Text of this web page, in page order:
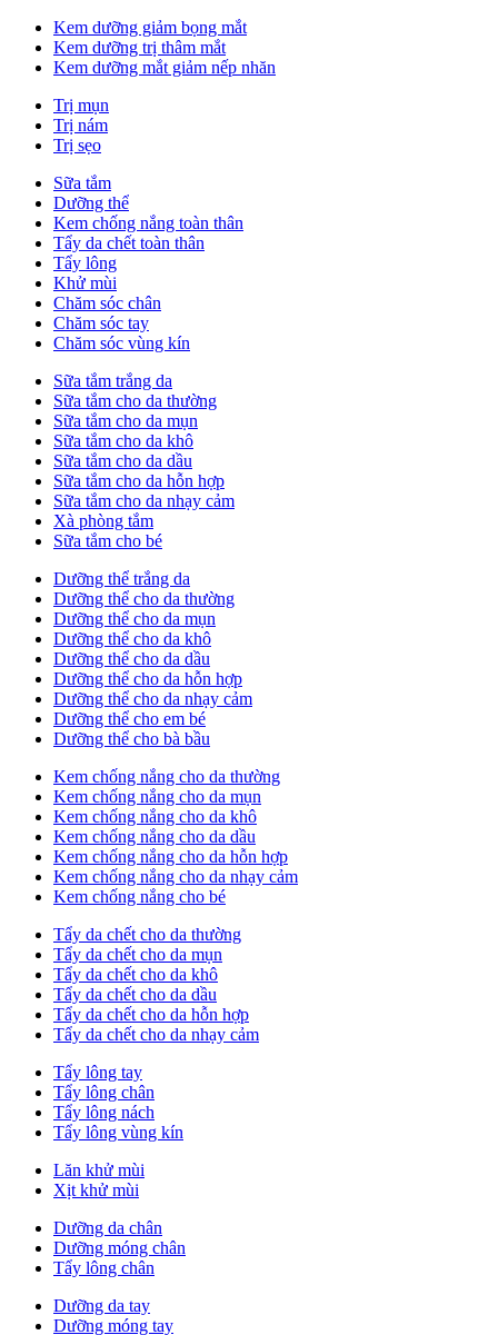
Kem dưỡng giảm bọng mắt
Kem dưỡng trị thâm mắt
Kem dưỡng mắt giảm nếp nhăn
Trị mụn
Trị nám
Trị sẹo
Sữa tắm
Dưỡng thể
Kem chống nắng toàn thân
Tẩy da chết toàn thân
Tẩy lông
Khử mùi
Chăm sóc chân
Chăm sóc tay
Chăm sóc vùng kín
Sữa tắm trắng da
Sữa tắm cho da thường
Sữa tắm cho da mụn
Sữa tắm cho da khô
Sữa tắm cho da dầu
Sữa tắm cho da hỗn hợp
Sữa tắm cho da nhạy cảm
Xà phòng tắm
Sữa tắm cho bé
Dưỡng thể trắng da
Dưỡng thể cho da thường
Dưỡng thể cho da mụn
Dưỡng thể cho da khô
Dưỡng thể cho da dầu
Dưỡng thể cho da hỗn hợp
Dưỡng thể cho da nhạy cảm
Dưỡng thể cho em bé
Dưỡng thể cho bà bầu
Kem chống nắng cho da thường
Kem chống nắng cho da mụn
Kem chống nắng cho da khô
Kem chống nắng cho da dầu
Kem chống nắng cho da hỗn hợp
Kem chống nắng cho da nhạy cảm
Kem chống nắng cho bé
Tẩy da chết cho da thường
Tẩy da chết cho da mụn
Tẩy da chết cho da khô
Tẩy da chết cho da dầu
Tẩy da chết cho da hỗn hợp
Tẩy da chết cho da nhạy cảm
Tẩy lông tay
Tẩy lông chân
Tẩy lông nách
Tẩy lông vùng kín
Lăn khử mùi
Xịt khử mùi
Dưỡng da chân
Dưỡng móng chân
Tẩy lông chân
Dưỡng da tay
Dưỡng móng tay